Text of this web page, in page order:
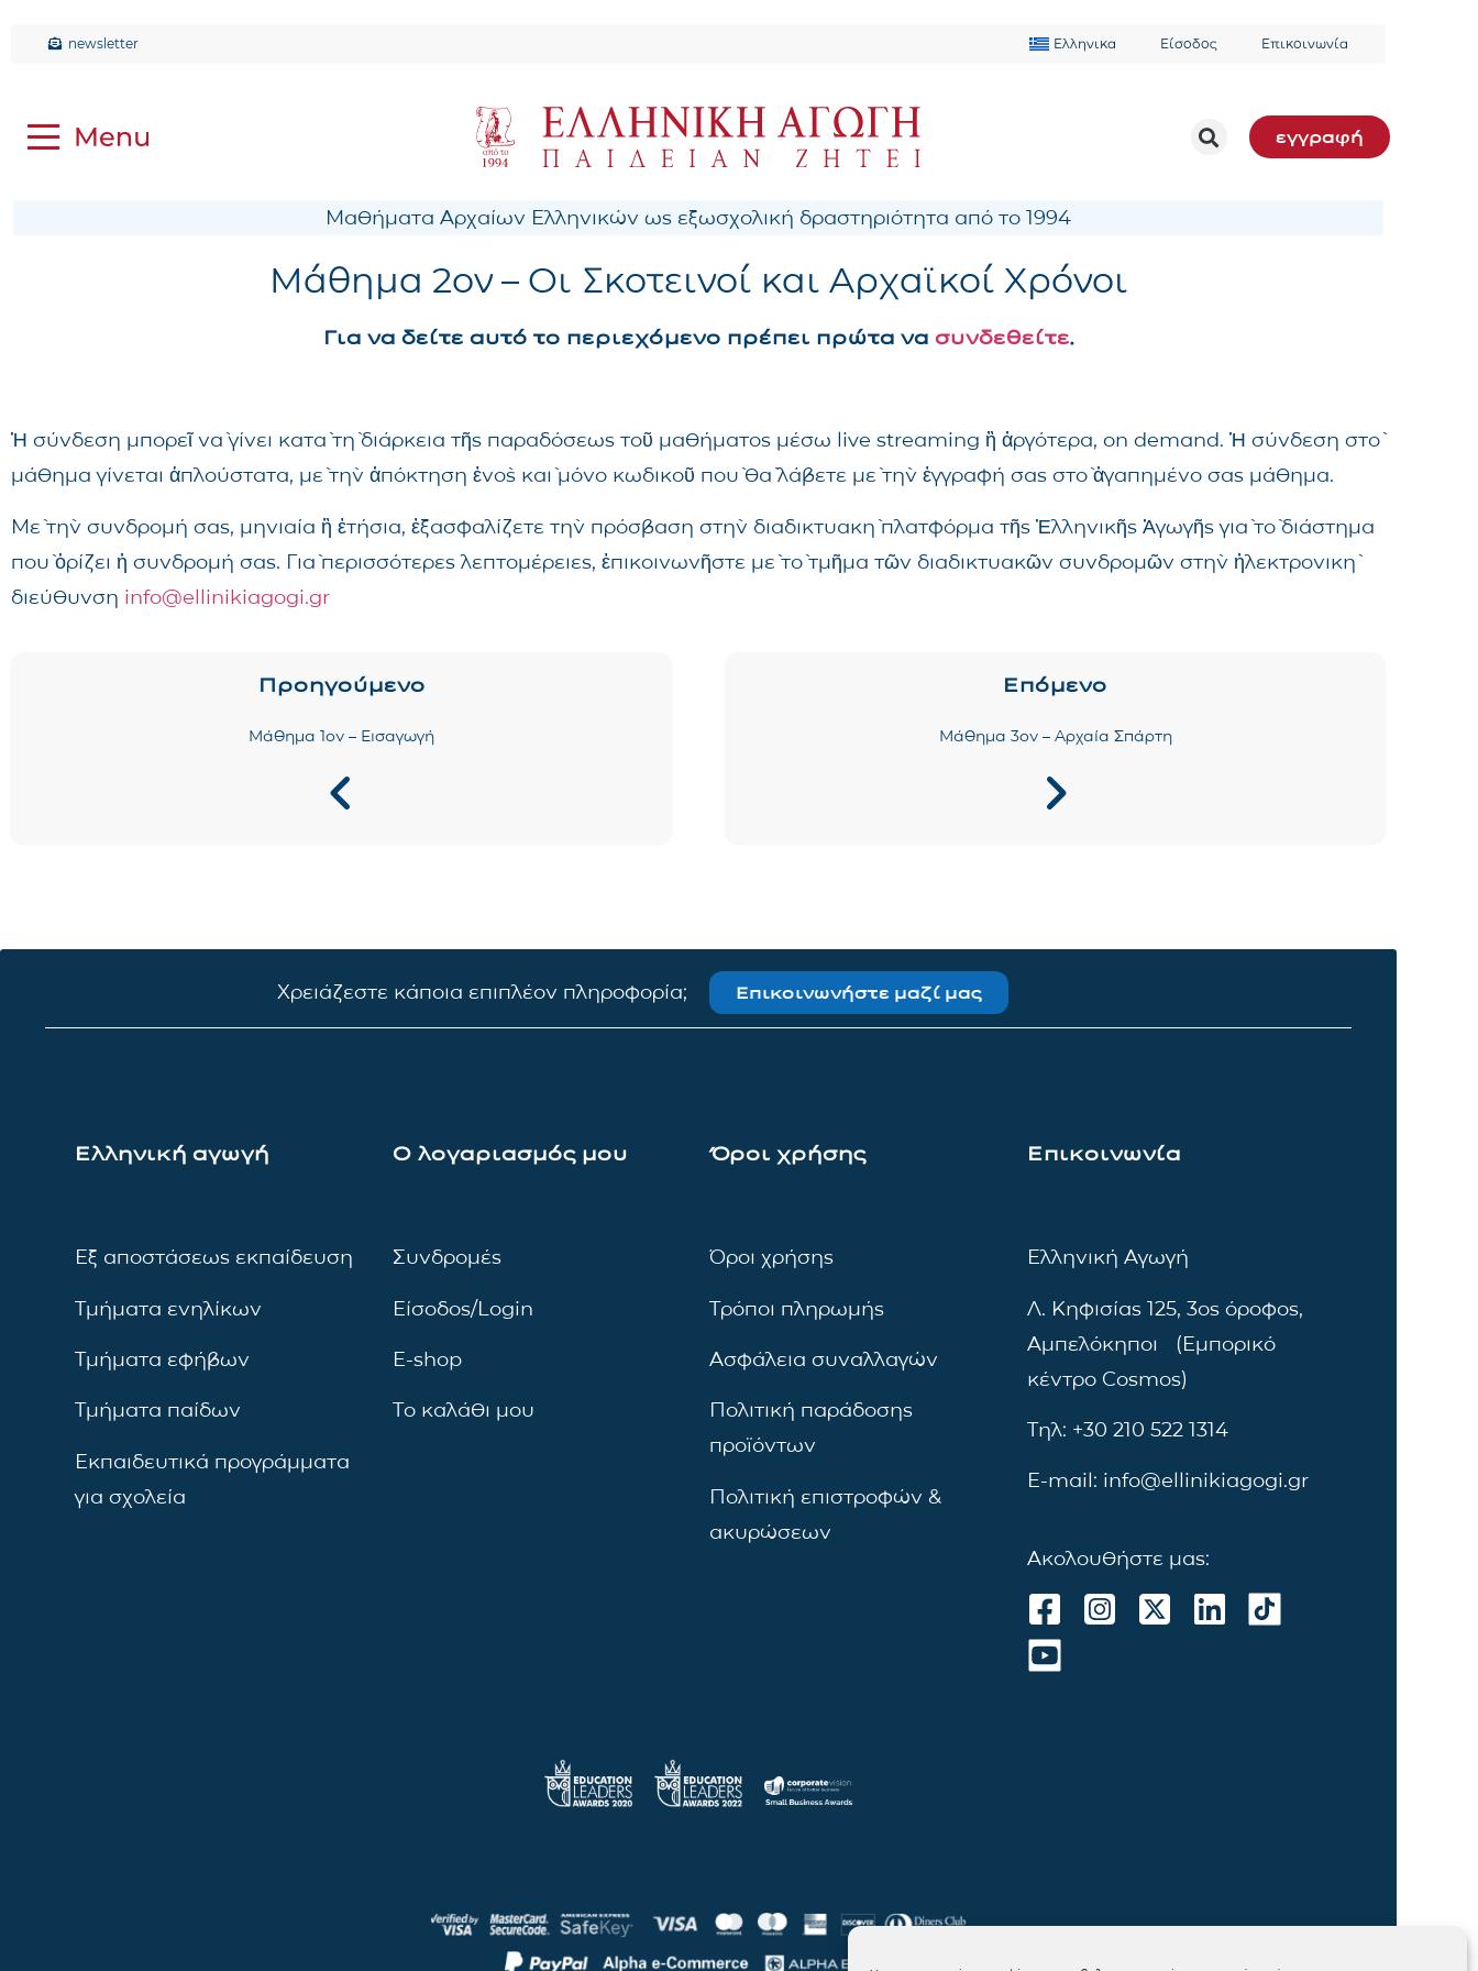
newsletter Ελληνικα Είσοδος Επικοινωνία
εγγραφή
Μαθήματα Αρχαίων Ελληνικών ως εξωσχολική δραστηριότητα από το 1994
Μάθημα 2ον – Οι Σκοτεινοί και Αρχαϊκοί Χρόνοι
Για να δείτε αυτό το περιεχόμενο πρέπει πρώτα να συνδεθείτε.
Ἡ σύνδεση μπορεῖ νὰ γίνει κατὰ τὴ διάρκεια τῆς παραδόσεως τοῦ μαθήματος μέσω live streaming ἢ ἀργότερα, on demand. Ἡ σύνδεση στὸ
μάθημα γίνεται ἁπλούστατα, μὲ τὴν ἀπόκτηση ἑνὸς καὶ μόνο κωδικοῦ ποὺ θὰ λάβετε μὲ τὴν ἐγγραφή σας στὸ ἀγαπημένο σας μάθημα.
Μὲ τὴν συνδρομή σας, μηνιαία ἢ ἐτήσια, ἐξασφαλίζετε τὴν πρόσβαση στὴν διαδικτυακὴ πλατφόρμα τῆς Ἑλληνικῆς Ἀγωγῆς γιὰ τὸ διάστημα
ποὺ ὁρίζει ἡ συνδρομή σας. Γιὰ περισσότερες λεπτομέρειες, ἐπικοινωνῆστε μὲ τὸ τμῆμα τῶν διαδικτυακῶν συνδρομῶν στὴν ἠλεκτρονικὴ
διεύθυνση info@ellinikiagogi.gr
Προηγούμενο
Μάθημα 1ον – Εισαγωγή
Επόμενο
Μάθημα 3ον – Αρχαία Σπάρτη
Χρειάζεστε κάποια επιπλέον πληροφορία; Επικοινωνήστε μαζί μας
Ελληνική αγωγή
Εξ αποστάσεως εκπαίδευση
Τμήματα ενηλίκων
Τμήματα εφήβων
Τμήματα παίδων
Εκπαιδευτικά προγράμματα
για σχολεία
Ο λογαριασμός μου
Συνδρομές
Είσοδος/Login
E-shop
Το καλάθι μου
Όροι χρήσης
Όροι χρήσης
Τρόποι πληρωμής
Ασφάλεια συναλλαγών
Πολιτική παράδοσης
προϊόντων
Πολιτική επιστροφών &
ακυρώσεων
Επικοινωνία
Ελληνική Αγωγή
Λ. Κηφισίας 125, 3ος όροφος,
Αμπελόκηποι (Εμπορικό
κέντρο Cosmos)
Τηλ: +30 210 522 1314
E-mail: info@ellinikiagogi.gr
Ακολουθήστε μας: